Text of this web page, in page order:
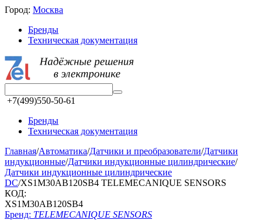
Город: Москва
Бренды
Техническая документация
+7(499)550-50-61
Бренды
Техническая документация
Главная/Автоматика/Датчики и преобразователи/Датчики
индукционные/Датчики индукционные цилиндрические/
Датчики индукционные цилиндрические
DC/XS1M30AB120SB4 TELEMECANIQUE SENSORS
КОД:
XS1M30AB120SB4
Бренд: TELEMECANIQUE SENSORS